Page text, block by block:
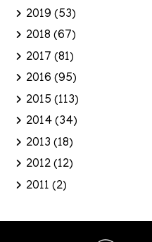
2019 (53)
2018 (67)
2017 (81)
2016 (95)
2015 (113)
2014 (34)
2013 (18)
2012 (12)
2011 (2)